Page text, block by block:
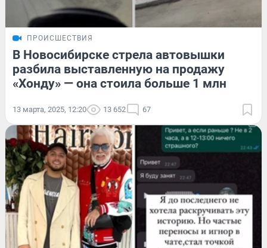
ПРОИСШЕСТВИЯ
В Новосибирске стрела автовышки
разбила выставленную на продажу
«Хонду» — она стоила больше 1 млн
13 марта, 2025, 12:20 13 652 67